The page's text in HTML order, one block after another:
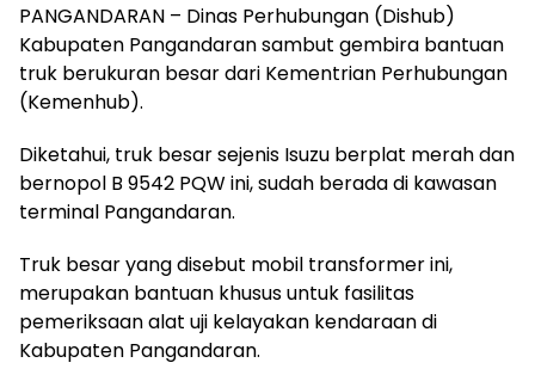
PANGANDARAN – Dinas Perhubungan (Dishub)
Kabupaten Pangandaran sambut gembira bantuan
truk berukuran besar dari Kementrian Perhubungan
(Kemenhub).
Diketahui, truk besar sejenis Isuzu berplat merah dan
bernopol B 9542 PQW ini, sudah berada di kawasan
terminal Pangandaran.
Truk besar yang disebut mobil transformer ini,
merupakan bantuan khusus untuk fasilitas
pemeriksaan alat uji kelayakan kendaraan di
Kabupaten Pangandaran.